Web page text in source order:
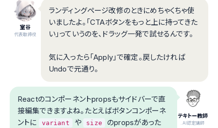
室谷
代表取締役
ランディングページ改修のときにめちゃくちゃ使
いましたよ。「CTAボタンをもっと上に持ってきた
い」っていうのを、ドラッグ一発で試せるんです。
気に入ったら「Apply」で確定。戻したければ
Undoで元通り。
テキトー教師
.AI認定講師
Reactのコンポーネントpropsもサイドバーで直
接編集できますよね。たとえばボタンコンポーネ
ントに
variant や size
のpropsがあった